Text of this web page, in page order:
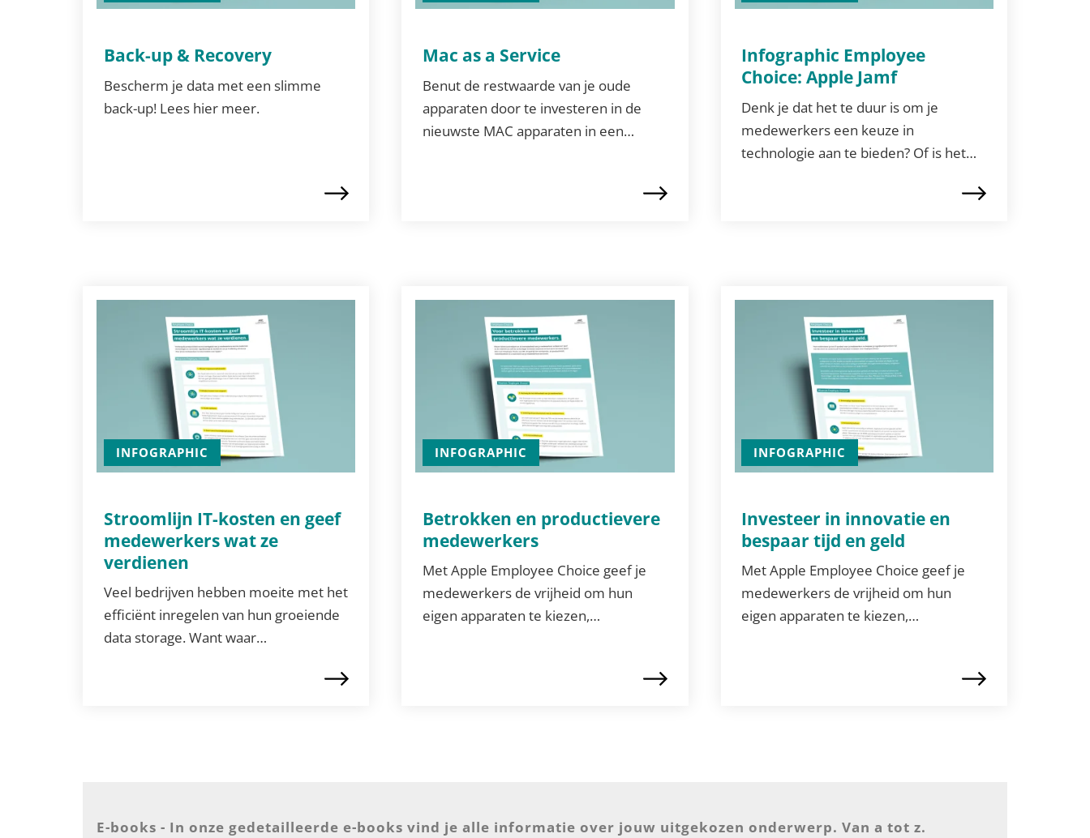
Back-up & Recovery
Bescherm je data met een slimme
back-up! Lees hier meer.
Mac as a Service
Benut de restwaarde van je oude
apparaten door te investeren in de
nieuwste MAC apparaten in een…
Infographic Employee
Choice: Apple Jamf
Denk je dat het te duur is om je
medewerkers een keuze in
technologie aan te bieden? Of is het…
INFOGRAPHIC
Stroomlijn IT-kosten en geef
medewerkers wat ze
verdienen
Veel bedrijven hebben moeite met het
efficiënt inregelen van hun groeiende
data storage. Want waar…
INFOGRAPHIC
Betrokken en productievere
medewerkers
Met Apple Employee Choice geef je
medewerkers de vrijheid om hun
eigen apparaten te kiezen,…
INFOGRAPHIC
Investeer in innovatie en
bespaar tijd en geld
Met Apple Employee Choice geef je
medewerkers de vrijheid om hun
eigen apparaten te kiezen,…
E-books - In onze gedetailleerde e-books vind je alle informatie over jouw uitgekozen onderwerp. Van a tot z.